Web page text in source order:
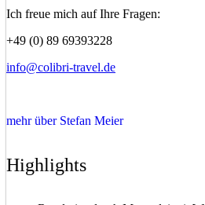
Ich freue mich auf Ihre Fragen:
+49 (0) 89 69393228
info@colibri-travel.de
mehr über Stefan Meier
Highlights